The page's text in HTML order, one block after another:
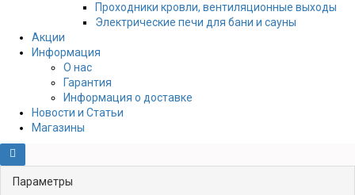
Проходники кровли, вeнтиляционные выходы
Электрические печи для бани и сауны
Акции
Информация
О нас
Гарантия
Информация о доставке
Новости и Статьи
Магазины
Параметры